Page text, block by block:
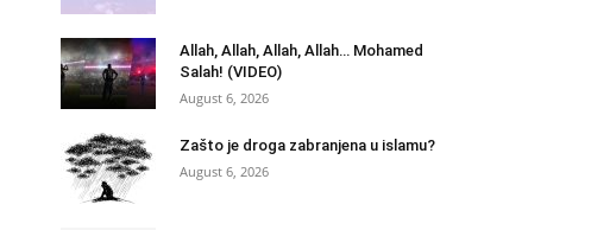
Allah, Allah, Allah, Allah… Mohamed
Salah! (VIDEO)
August 6, 2026
Zašto je droga zabranjena u islamu?
August 6, 2026